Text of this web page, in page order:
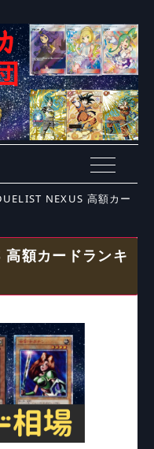
NEXUS 高額カー
額カードランキ